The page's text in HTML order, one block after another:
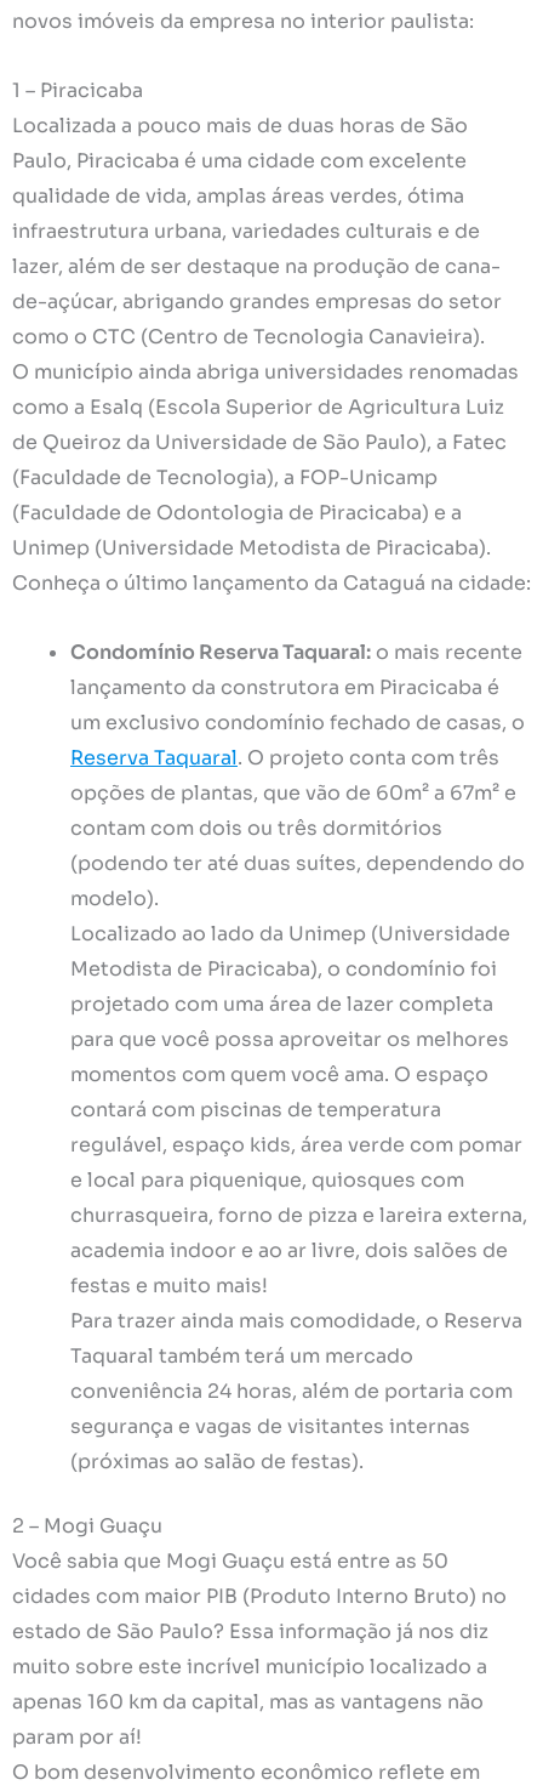
novos imóveis da empresa no interior paulista:
1 – Piracicaba
Localizada a pouco mais de duas horas de São
Paulo, Piracicaba é uma cidade com excelente
qualidade de vida, amplas áreas verdes, ótima
infraestrutura urbana, variedades culturais e de
lazer, além de ser destaque na produção de cana-
de-açúcar, abrigando grandes empresas do setor
como o CTC (Centro de Tecnologia Canavieira).
O município ainda abriga universidades renomadas
como a Esalq (Escola Superior de Agricultura Luiz
de Queiroz da Universidade de São Paulo), a Fatec
(Faculdade de Tecnologia), a FOP-Unicamp
(Faculdade de Odontologia de Piracicaba) e a
Unimep (Universidade Metodista de Piracicaba).
Conheça o último lançamento da Cataguá na cidade:
Condomínio Reserva Taquaral: o mais recente
lançamento da construtora em Piracicaba é
um exclusivo condomínio fechado de casas, o
Reserva Taquaral. O projeto conta com três
opções de plantas, que vão de 60m² a 67m² e
contam com dois ou três dormitórios
(podendo ter até duas suítes, dependendo do
modelo).
Localizado ao lado da Unimep (Universidade
Metodista de Piracicaba), o condomínio foi
projetado com uma área de lazer completa
para que você possa aproveitar os melhores
momentos com quem você ama. O espaço
contará com piscinas de temperatura
regulável, espaço kids, área verde com pomar
e local para piquenique, quiosques com
churrasqueira, forno de pizza e lareira externa,
academia indoor e ao ar livre, dois salões de
festas e muito mais!
Para trazer ainda mais comodidade, o Reserva
Taquaral também terá um mercado
conveniência 24 horas, além de portaria com
segurança e vagas de visitantes internas
(próximas ao salão de festas).
2 – Mogi Guaçu
Você sabia que Mogi Guaçu está entre as 50
cidades com maior PIB (Produto Interno Bruto) no
estado de São Paulo? Essa informação já nos diz
muito sobre este incrível município localizado a
apenas 160 km da capital, mas as vantagens não
param por aí!
O bom desenvolvimento econômico reflete em